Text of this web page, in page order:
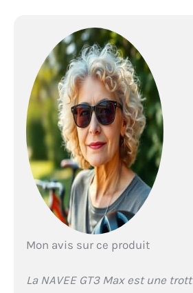
polyvalente grâce à trois modes
Mode Piéton (5 km/h): Idéal pour
piétonnes sécurisées et les
milieu urbain dense. Mode
Conçu pour les trajets
efficacité et confort. Mode Sport
une expérience dynamique, avec
accélération réactive et un
【Suspension Avancée &
Double】Conçu pour les défis
accidentées, le scooter électrique
1000W intègre une suspension
et un cylindre d'amortissement
absorber efficacement les chocs
déformées. Combiné à un
double professionnel (frein à
tout-terrain offre une puissance
Mon avis sur ce produit
La NAVEE GT3 Max est une